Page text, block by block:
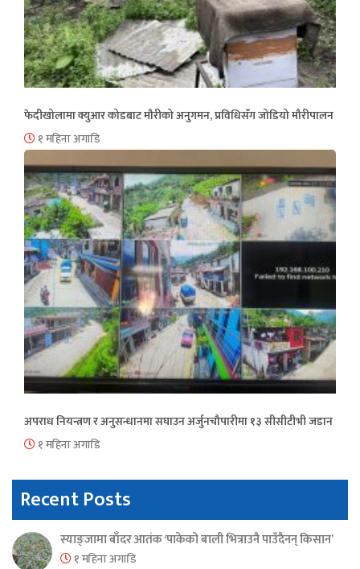
फेदीखोलामा क्युआर कोडबाट मौरीको अनुगमन, प्रविधिसँग जोडियो मौरीपालन
१ महिना अगाडि
अपराध नियन्त्रण र अनुसन्धानमा सघाउन अर्जुनचौपारीमा १३ सीसीटीभी जडान
१ महिना अगाडि
Recent Posts
स्याङ्जामा बाँदर आतंक ‘पाकेको बाली भित्राउनै पाउँदैनन् किसान’
१ महिना अगाडि